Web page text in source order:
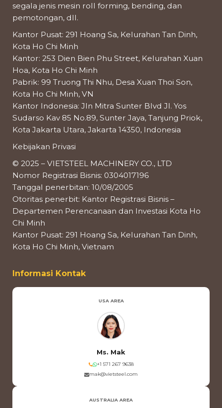
segala jenis mesin roll forming, bending, dan
pemotongan, dll.
Kantor Pusat: 291 Hoang Sa, Kelurahan Tan Dinh,
Kota Ho Chi Minh
Kantor: 253 Dien Bien Phu Street, Kelurahan Xuan
Hoa, Kota Ho Chi Minh
Pabrik: 99 Truong Thi Nhu, Desa Xuan Thoi Son,
Kota Ho Chi Minh, VN
Kantor Indonesia: Jln Mitra Sunter Blvd Jl. Yos
Sudarso Kav 85 No.89, Sunter Jaya, Tanjung Priok,
Kota Jakarta Utara, Jakarta 14350, Indonesia
Kebijakan Privasi
© 2025 – VIETSTEEL MACHINERY CO., LTD
Nomor Registrasi Bisnis: 0304017196
Tanggal penerbitan: 10/08/2005
Otoritas penerbit: Kantor Registrasi Bisnis –
Departemen Perencanaan dan Investasi Kota Ho
Chi Minh
Kantor Pusat: 291 Hoang Sa, Kelurahan Tan Dinh,
Kota Ho Chi Minh, Vietnam
Informasi Kontak
USA AREA
Ms. Mak
+1 571 267 9638
mak@vietsteel.com
AUSTRALIA AREA